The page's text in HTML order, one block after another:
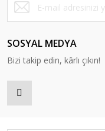
SOSYAL MEDYA
Bizi takip edin, kârlı çıkın!